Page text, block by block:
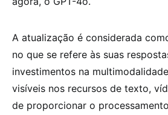
A atualização é considerada
no que se refere às suas
investimentos na
visíveis nos recursos de texto,
de proporcionar o